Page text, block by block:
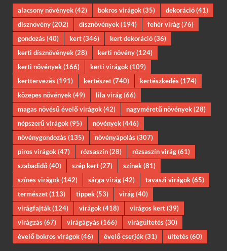
alacsony növények(42) bokros virágok(35) dekoráció(41)
dísznövény(202) dísznövények(194) fehér virág(76)
gondozás(40) kert(346) kert dekoráció(36)
kerti dísznövények(28) kerti növény(124)
kerti növények(166) kerti virágok(109)
kerttervezés(191) kertészet(740) kertészkedés(174)
közepes növények(49) lila virág(66)
magas növésű évelő virágok(42) nagyméretű növények(28)
népszerű virágok(95) növények(446)
növénygondozás(135) növényápolás(307)
piros virágok(47) rózsaszín(28) rózsaszín virág(61)
szabadidő(40) szép kert(27) színek(81)
színes virágok(142) sárga virág(42) tavaszi virágok(65)
természet(113) tippek(53) virág(40)
virágfajták(124) virágok(418) virágos kert(39)
virágzás(67) virágágyás(166) virágültetés(30)
évelő bokros virágok(46) évelő cserjék(31) ültetés(60)